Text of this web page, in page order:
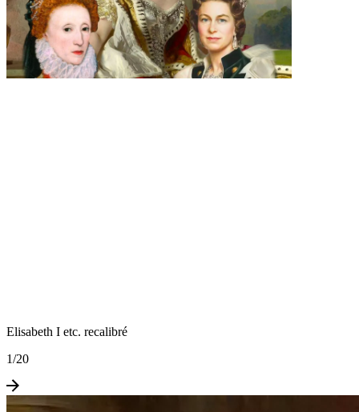
Elisabeth I etc. recalibré
1/20